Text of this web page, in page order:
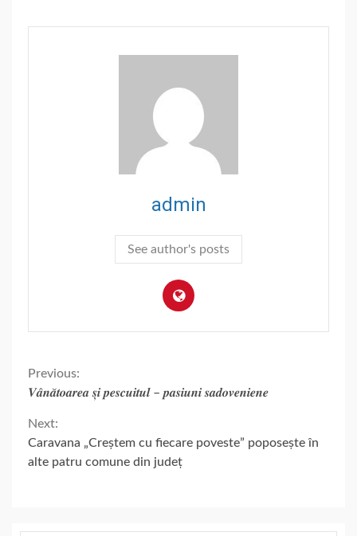
admin
See author's posts
Continue
Reading
Previous:
𝑽𝒂̂𝒏𝒂̆𝒕𝒐𝒂𝒓𝒆𝒂 𝒔̦𝒊 𝒑𝒆𝒔𝒄𝒖𝒊𝒕𝒖𝒍 – 𝒑𝒂𝒔𝒊𝒖𝒏𝒊 𝒔𝒂𝒅𝒐𝒗𝒆𝒏𝒊𝒆𝒏𝒆
Next:
Caravana „Creștem cu fiecare poveste” poposește în
alte patru comune din județ